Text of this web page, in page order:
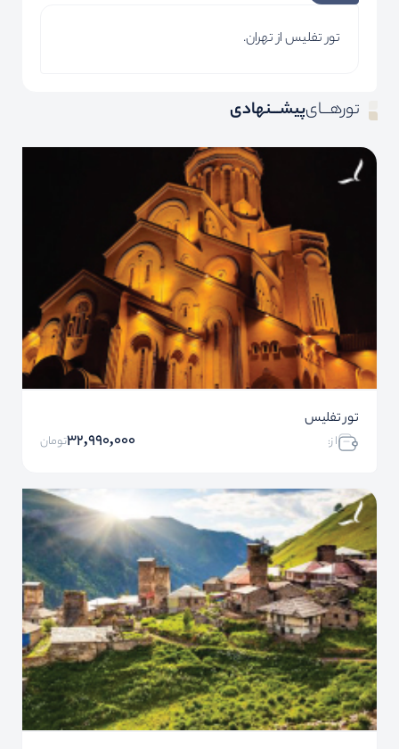
تور تفلیس از تهران.
تورهـــایپیشـــنهادی
تور تفلیس
ا ز: 32,990,000تومان